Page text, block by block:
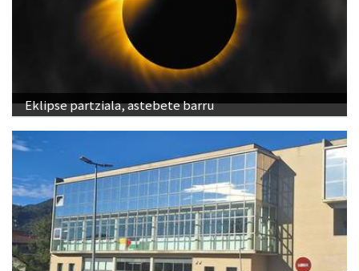
Eklipse partziala, astebete barru